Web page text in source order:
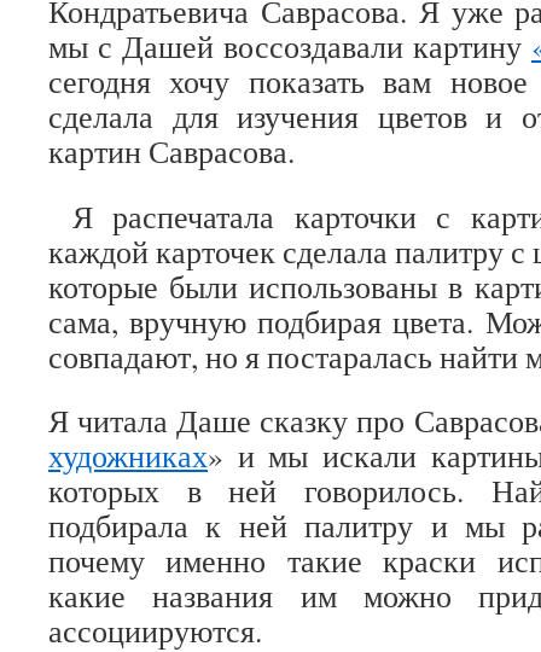
Кондратьевича Саврасова. Я уже
мы с Дашей воссоздавали картину
сегодня хочу показать вам
сделала для изучения цветов и
картин Саврасова.
Я распечатала карточки с
каждой карточек сделала палитру
которые были использованы в
сама, вручную подбирая цвета.
совпадают, но я постаралась
Я читала Даше сказку про
художниках» и мы искали
которых в ней говорилось.
подбирала к ней палитру и мы
почему именно такие краски
какие названия им можно
ассоциируются.